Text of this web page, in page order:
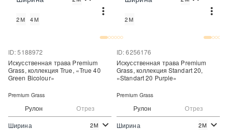
2М 4М 2М
Рулон Отрез
ID: 5188972
Искусственная трава Premium
Grass, коллекция True, «True 40
Green Bicolour»
Premium Grass
Ширина 2М
Рулон Отрез
ID: 6256176
Искусственная трава Premium
Grass, коллекция Standart 20,
«Standart 20 Purple»
Premium Grass
Ширина 2М